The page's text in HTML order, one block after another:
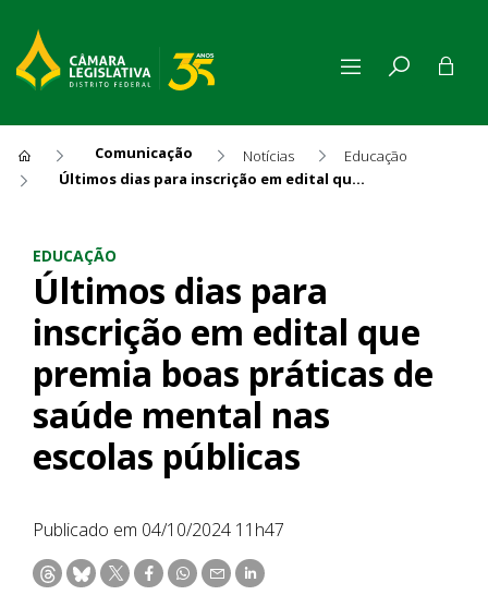
Comunicação Notícias
Educação
Últimos dias para inscrição em edital que premia boas práticas de saúde mental nas escolas públicas
EDUCAÇÃO
Últimos dias para
inscrição em edital que
premia boas práticas de
saúde mental nas
escolas públicas
Publicado em 04/10/2024 11h47